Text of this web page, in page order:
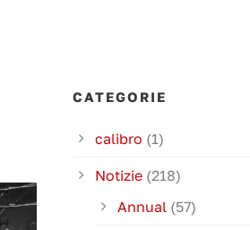
CATEGORIE
calibro (1)
Notizie (218)
Annual (57)